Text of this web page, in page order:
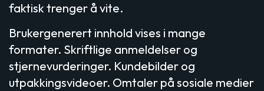
faktisk trenger å vite.
Brukergenerert innhold vises i mange
formater. Skriftlige anmeldelser og
stjernevurderinger. Kundebilder og
utpakkingsvideoer. Omtaler på sosiale medier